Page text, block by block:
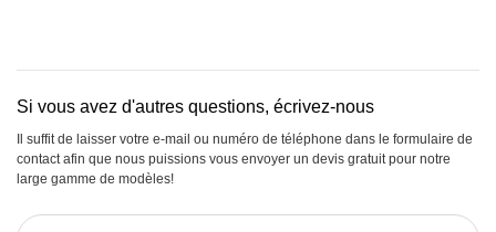
Si vous avez d'autres questions, écrivez-nous
Il suffit de laisser votre e-mail ou numéro de téléphone dans le formulaire de
contact afin que nous puissions vous envoyer un devis gratuit pour notre
large gamme de modèles!